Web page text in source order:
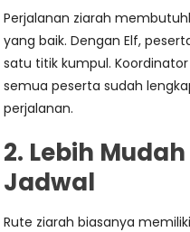
Perjalanan ziarah
yang baik. Dengan Elf,
satu titik kumpul.
semua peserta sudah
perjalanan.
2. Lebih
Jadwal
Rute ziarah biasanya